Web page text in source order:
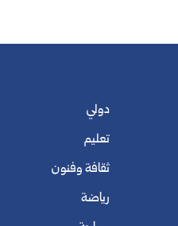
دولي
تعليم
ثقافة وفنون
رياضة